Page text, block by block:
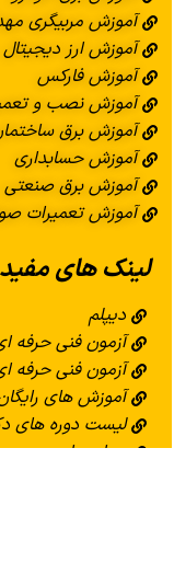
آموزش مربیگری
آموزش ارز دیجیتال
آموزش فارکس
آموزش نصب و
آموزش برق
آموزش حسابداری
آموزش برق صنعتی
آموزش تعمیرات
لینک های مفید
دیپلم
آزمون فنی حرفه
آزمون فنی حرفه
آموزش های
لیست دوره های
درباره ما